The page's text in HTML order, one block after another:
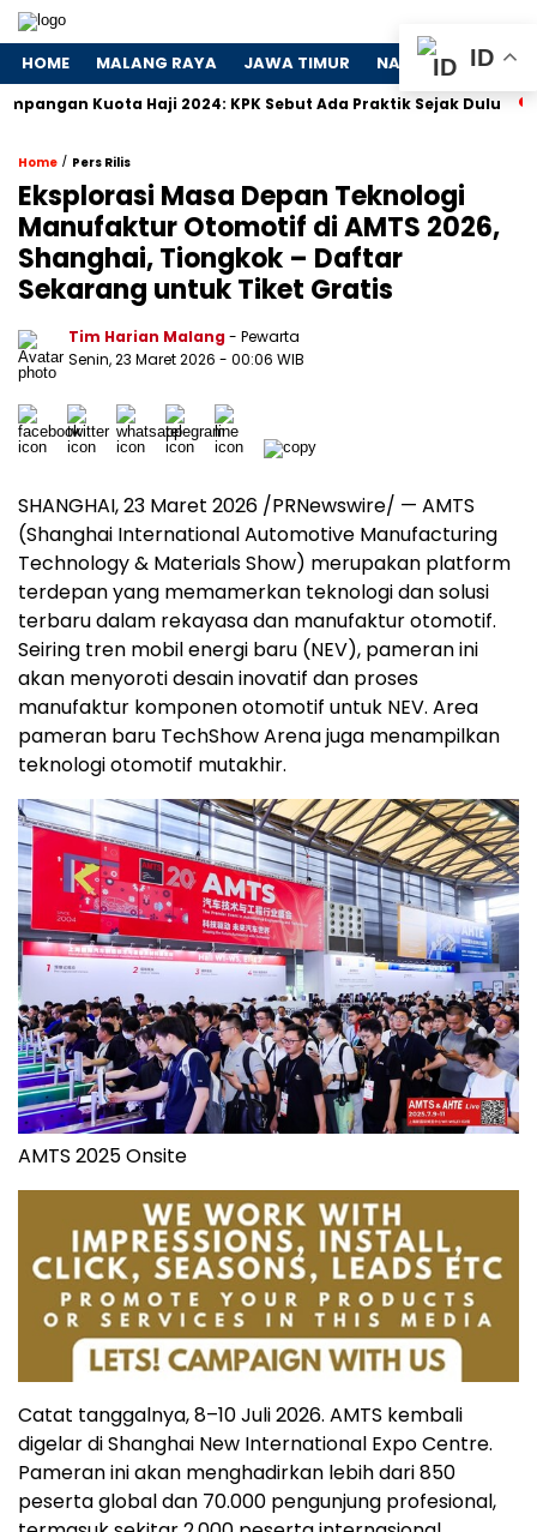
HOME MALANG RAYA JAWA TIMUR NASIONAL
Kuota Haji 2024: KPK Sebut Ada Praktik Sejak Dulu Dosa-
Home / Pers Rilis
Eksplorasi Masa Depan Teknologi
Manufaktur Otomotif di AMTS 2026,
Shanghai, Tiongkok – Daftar
Sekarang untuk Tiket Gratis
Tim Harian Malang- Pewarta
Senin, 23 Maret 2026 - 00:06 WIB
SHANGHAI, 23 Maret 2026 /PRNewswire/ — AMTS
(Shanghai International Automotive Manufacturing
Technology & Materials Show) merupakan platform
terdepan yang memamerkan teknologi dan solusi
terbaru dalam rekayasa dan manufaktur otomotif.
Seiring tren mobil energi baru (NEV), pameran ini
akan menyoroti desain inovatif dan proses
manufaktur komponen otomotif untuk NEV. Area
pameran baru TechShow Arena juga menampilkan
teknologi otomotif mutakhir.
AMTS 2025 Onsite
Catat tanggalnya, 8–10 Juli 2026. AMTS kembali
digelar di Shanghai New International Expo Centre.
Pameran ini akan menghadirkan lebih dari 850
peserta global dan 70.000 pengunjung profesional,
ID